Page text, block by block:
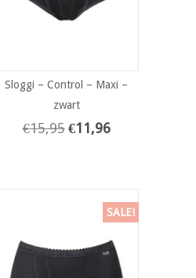
Sloggi – Control – Maxi –
zwart
€15,95 €11,96
SALE!